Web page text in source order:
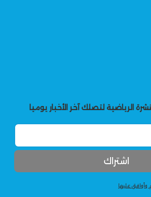
الرياضية لتصلك آخر الأخبار يوميا
وأوافق عليها